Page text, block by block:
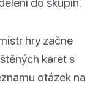
hry začne
karet s
otázek na